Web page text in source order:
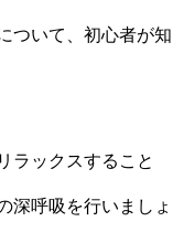
ついて、初心者が知
ラックスすること
深呼吸を行いましょ